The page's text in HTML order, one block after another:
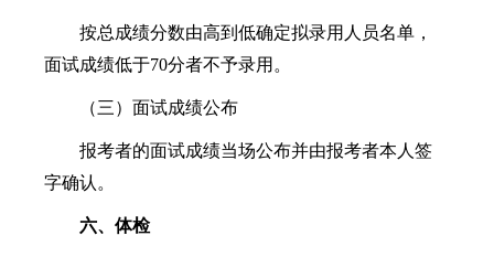
按总成绩分数由高到低确定拟录用人员名单，
面试成绩低于70分者不予录用。
（三）面试成绩公布
报考者的面试成绩当场公布并由报考者本人签
字确认。
六、体检